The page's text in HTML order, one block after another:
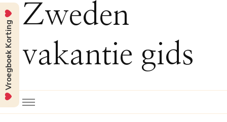
Zweden
vakantie gids
Vroegboek Korting